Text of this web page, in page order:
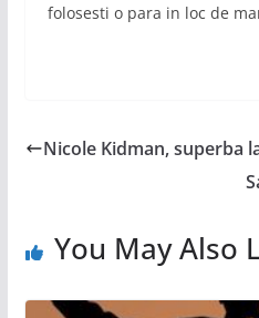
folosesti o para in loc de
Nicole Kidman, superba
You May Also